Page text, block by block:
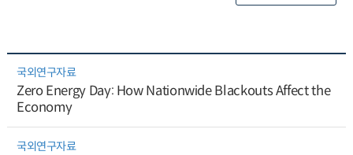
국외연구자료
Zero Energy Day: How Nationwide Blackouts Affect the
Economy
국외연구자료